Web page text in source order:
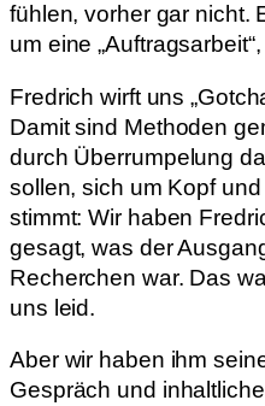
fühlen, vorher gar nicht.
um eine
Fredrich wirft uns
Damit sind Methoden
durch Überrumpelung
sollen, sich um Kopf
stimmt: Wir haben
gesagt, was der
Recherchen war. Das
uns leid.
Aber wir haben ihm
Gespräch und